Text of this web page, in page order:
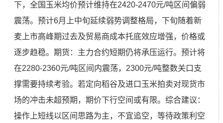
下，全国玉米均价预计维持在2420-2470元/吨区间偏弱
震荡。预计6月上中旬延续弱势调整格局，下旬随着新
麦上市高峰期过去及贸易商成本托底效应增强，价格或
逐步趋稳。期货：主力合约短期仍将承压运行。预计将
在2280-2360元/吨区间内震荡，2300元/吨整数关口支
撑需要持续考验。若定向稻谷及进口玉米拍卖对现货市
场的冲击未超预期，期价下行空间或有限。综合建议：
操作上短线以区间思路为主，不宜追空，等待政策利空